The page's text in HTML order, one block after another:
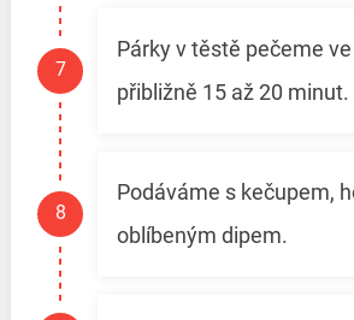
Párky v těstě pečeme
přibližně 15 až 20 minut.
Podáváme s kečupem,
oblíbeným dipem.